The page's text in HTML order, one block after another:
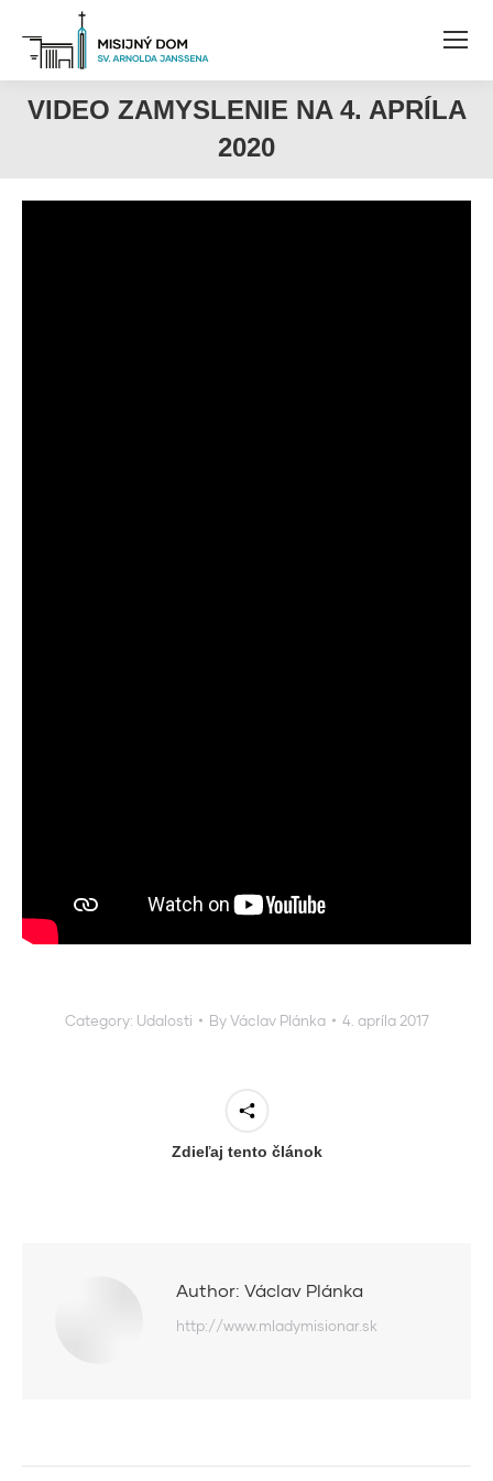
VIDEO ZAMYSLENIE NA 4. APRÍLA
2020
Category: Udalosti ByVáclav Plánka 4. apríla 2017
Zdieľaj tento článok
Author: Václav Plánka
http://www.mladymisionar.sk